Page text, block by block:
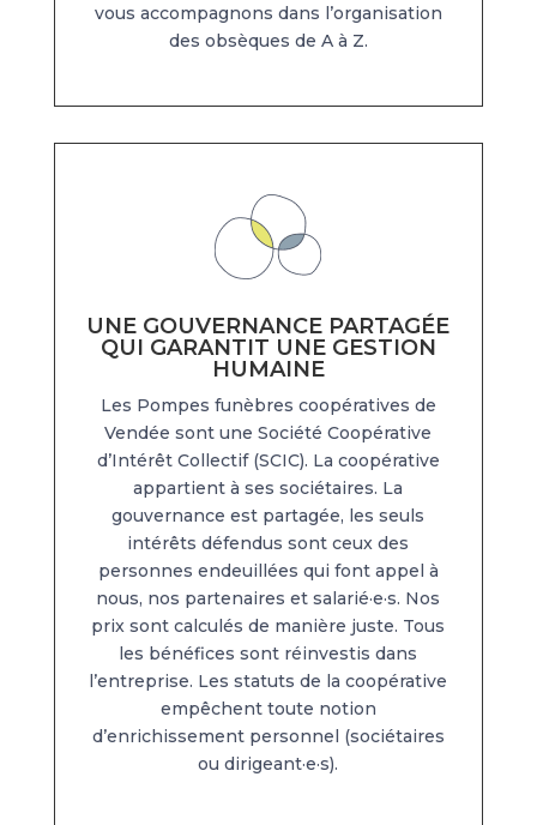
vous accompagnons dans l’organisation
des obsèques de A à Z.
UNE GOUVERNANCE PARTAGÉE
QUI GARANTIT UNE GESTION
HUMAINE
Les Pompes funèbres coopératives de
Vendée sont une Société Coopérative
d’Intérêt Collectif (SCIC). La coopérative
appartient à ses sociétaires. La
gouvernance est partagée, les seuls
intérêts défendus sont ceux des
personnes endeuillées qui font appel à
nous, nos partenaires et salarié·e·s. Nos
prix sont calculés de manière juste. Tous
les bénéfices sont réinvestis dans
l’entreprise. Les statuts de la coopérative
empêchent toute notion
d’enrichissement personnel (sociétaires
ou dirigeant·e·s).